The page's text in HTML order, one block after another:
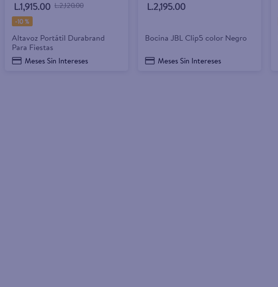
L.1,915.00 L.2,120.00
-10 %
Altavoz Portátil Durabrand
Para Fiestas
Meses Sin Intereses
L.2,195.00
Bocina JBL Clip5 color Negro
Meses Sin Intereses